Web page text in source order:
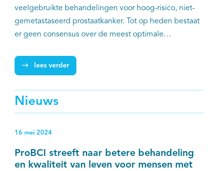
veelgebruikte behandelingen voor hoog-risico, niet-
gemetastaseerd prostaatkanker. Tot op heden bestaat
er geen consensus over de meest optimale
RECOVER-studie (high-Risk prostatE Cancer radiatiOn
Versus surgERy) willen we hier meer inzicht in geven.
lees verder
Nieuws
16 mei 2024
ProBCI streeft naar betere behandeling
en kwaliteit van leven voor mensen met